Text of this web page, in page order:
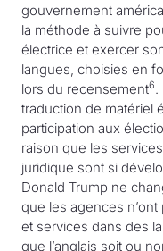
gouvernement
la méthode à suivre
électrice et exercer
langues, choisies en
lors du recensement6.
traduction de matériel
participation aux
raison que les
juridique sont si
Donald Trump ne
que les agences
et services dans des
que l’anglais soit ou